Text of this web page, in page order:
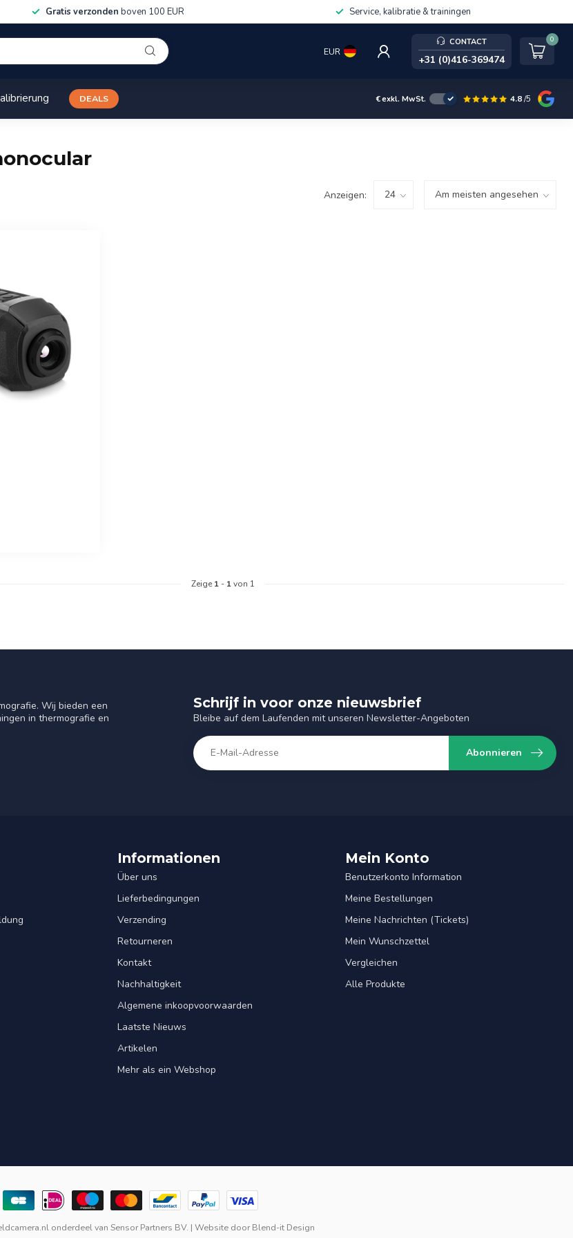
Gratis verzonden boven 100 EUR Service, kalibratie & trainingen
EUR
CONTACT
+31 (0)416-369474
0
DEALS €exkl. MwSt. 4.8/5
Anzeigen:
Zeige 1 - 1von 1
Wij bieden een
in thermografie en
Schrijf in voor onze nieuwsbrief
Bleibe auf dem Laufenden mit unseren Newsletter-Angeboten
Abonnieren
Informationen
Über uns
Lieferbedingungen
Verzending
Retourneren
Kontakt
Nachhaltigkeit
Algemene inkoopvoorwaarden
Laatste Nieuws
Artikelen
Mehr als ein Webshop
Mein Konto
Benutzerkonto Information
Meine Bestellungen
Meine Nachrichten (Tickets)
Mein Wunschzettel
Vergleichen
Alle Produkte
onderdeel van Sensor Partners BV. | Website doorBlend-it Design